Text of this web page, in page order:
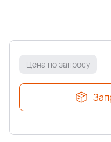
Цена по запросу